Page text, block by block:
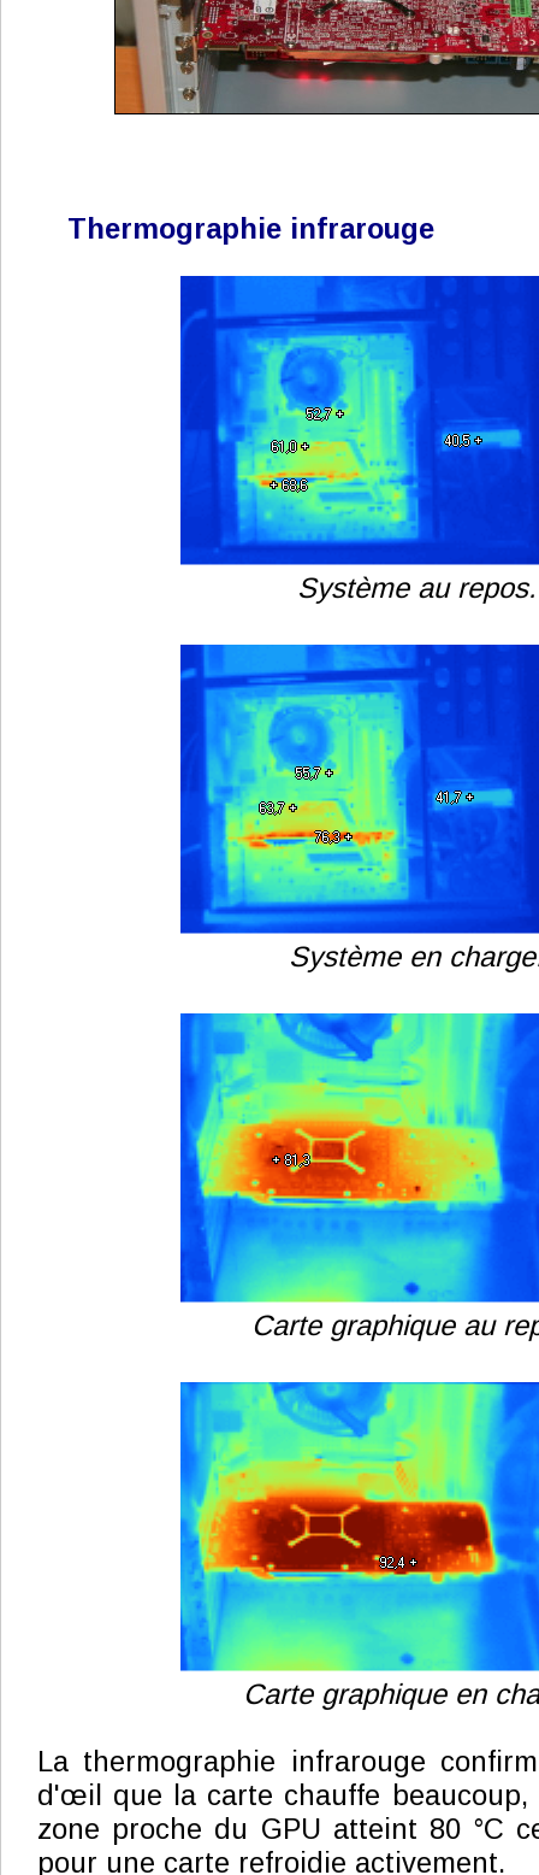
Thermographie infrarouge
Système au repos.
Système en
Carte graphique au
Carte graphique en
La thermographie infrarouge
d'œil que la carte chauffe beaucoup,
zone proche du GPU atteint 80 °C
pour une carte refroidie activement.